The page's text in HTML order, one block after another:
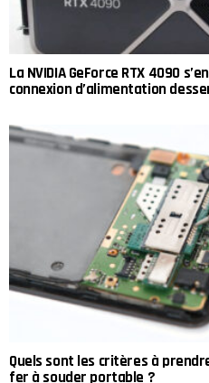
La NVIDIA GeForce RTX 4090
connexion d’alimentation
Quels sont les critères à
fer à souder portable ?